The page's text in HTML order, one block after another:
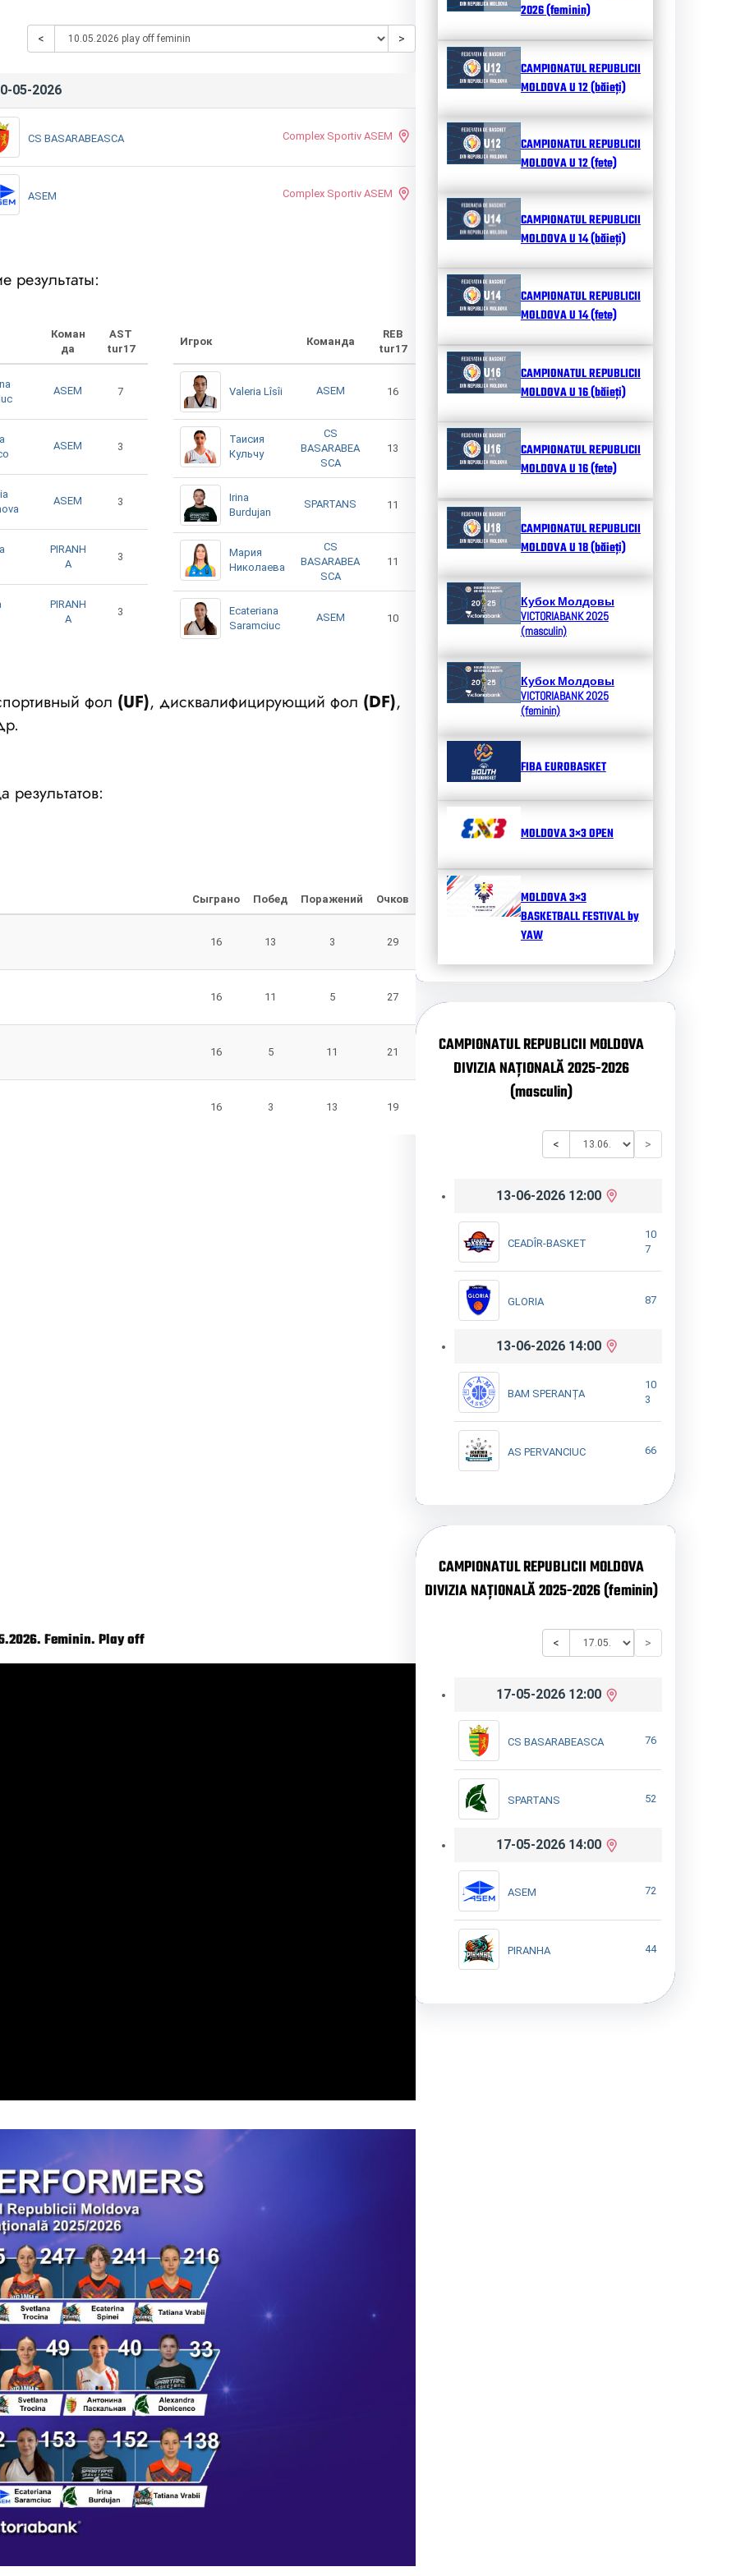
< >
05-2026
CS BASARABEASCA Complex Sportiv ASEM
ASEM Complex Sportiv ASEM
результаты:
Коман
да
AST
tur17
ASEM 7
ASEM 3
ASEM 3
PIRANH
A
3
PIRANH
A
3
Игрок Команда
REB
tur17
Valeria Lîsîi ASEM 16
Таисия
Кульчу
CS
BASARABEA
SCA
13
Irina
Burdujan
SPARTANS 11
Мария
Николаева
CS
BASARABEA
SCA
11
Ecateriana
Saramciuc
ASEM 10
фол (UF), дисквалифицирующий фол (DF),
результатов:
Сыграно Побед Поражений Очков
16 13 3 29
16 11 5 27
16 5 11 21
16 3 13 19
Feminin. Play off
2026 (feminin)
CAMPIONATUL REPUBLICII
MOLDOVA U 12 (băieți)
CAMPIONATUL REPUBLICII
MOLDOVA U 12 (fete)
CAMPIONATUL REPUBLICII
MOLDOVA U 14 (băieți)
CAMPIONATUL REPUBLICII
MOLDOVA U 14 (fete)
CAMPIONATUL REPUBLICII
MOLDOVA U 16 (băieți)
CAMPIONATUL REPUBLICII
MOLDOVA U 16 (fete)
CAMPIONATUL REPUBLICII
MOLDOVA U 18 (băieți)
Кубок Молдовы
VICTORIABANK 2025
(masculin)
Кубок Молдовы
VICTORIABANK 2025
(feminin)
FIBA EUROBASKET
MOLDOVA 3×3 OPEN
MOLDOVA 3×3
BASKETBALL FESTIVAL by
YAW
CAMPIONATUL REPUBLICII MOLDOVA
DIVIZIA NAȚIONALĂ 2025-2026
(masculin)
< >
13-06-2026 12:00
CEADÎR-BASKET
10
7
GLORIA 87
13-06-2026 14:00
BAM SPERANȚA
10
3
AS PERVANCIUC 66
CAMPIONATUL REPUBLICII MOLDOVA
DIVIZIA NAȚIONALĂ 2025-2026 (feminin)
< >
17-05-2026 12:00
CS BASARABEASCA 76
SPARTANS 52
17-05-2026 14:00
ASEM 72
PIRANHA 44